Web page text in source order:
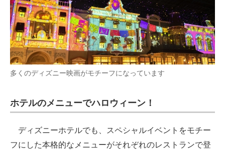
多くのディズニー映画がモチーフになっています
ホテルのメニューでハロウィーン！
ディズニーホテルでも、スペシャルイベントをモチー
フにした本格的なメニューがそれぞれのレストランで登